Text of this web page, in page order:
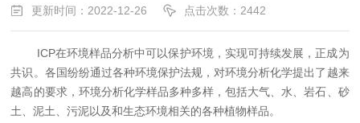
更新时间：2022-12-26 点击次数：2442
ICP在环境样品分析中可以保护环境，实现可持续发展，正成为
共识。各国纷纷通过各种环境保护法规，对环境分析化学提出了越来
越高的要求，环境分析化学样品多种多样，包括大气、水、岩石、砂
土、泥土、污泥以及和生态环境相关的各种植物样品。